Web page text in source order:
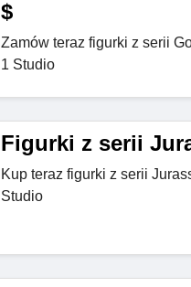
$
Zamów teraz figurki z serii
1 Studio
Figurki z serii
Kup teraz figurki z serii
Studio